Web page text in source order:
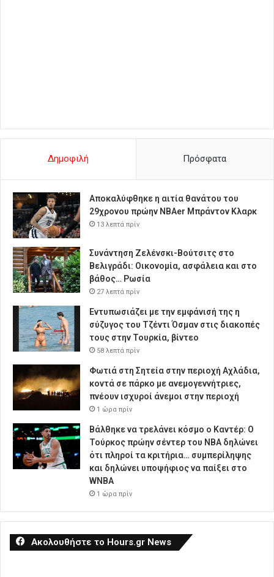
Δημοφιλή Πρόσφατα
Αποκαλύφθηκε η αιτία θανάτου του
29χρονου πρώην NBAer Μπράντον Κλαρκ
13 λεπτά πρίν
Συνάντηση Ζελένσκι-Βούτσιτς στο
Βελιγράδι: Οικονομία, ασφάλεια και στο
βάθος… Ρωσία
27 λεπτά πρίν
Εντυπωσιάζει με την εμφάνισή της η
σύζυγος του Τζέντι Όσμαν στις διακοπές
τους στην Τουρκία, βίντεο
58 λεπτά πρίν
Φωτιά στη Σητεία στην περιοχή Αχλάδια,
κοντά σε πάρκο με ανεμογεννήτριες,
πνέουν ισχυροί άνεμοι στην περιοχή
1 ώρα πρίν
Βάλθηκε να τρελάνει κόσμο ο Καντέρ: Ο
Τούρκος πρώην σέντερ του NBA δηλώνει
ότι πληροί τα κριτήρια… συμπερίληψης
και δηλώνει υποψήφιος να παίξει στο
WNBA
1 ώρα πρίν
Ακολουθήστε το Hours.gr News